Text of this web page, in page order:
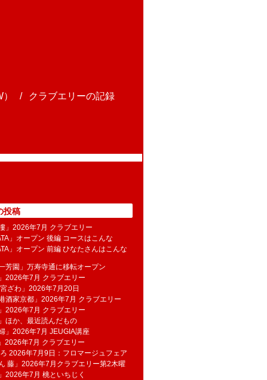
クラブエリーの記録
投稿
」2026年7月 クラブエリー
」オープン 後編 コースはこんな
」オープン 前編 ひなたさんはこんな
芳園」万寿寺通に移転オープン
2026年7月 クラブエリー
ざわ」2026年7月20日
酒家京都」2026年7月 クラブエリー
2026年7月 クラブエリー
ほか、最近読んだもの
」2026年7月 JEUGIA講座
2026年7月 クラブエリー
2026年7月9日：フロマージュフェア
藤」2026年7月クラブエリー第2木曜
2026年7月 桃といちじく